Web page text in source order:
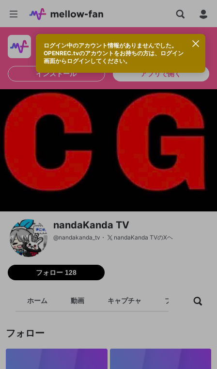
ログイン中のアカウント情報がありませんでした。
OPENREC.tvのアカウントをお持ちの方は、ログイン
画面からログインしてください。
快適に視聴するなら、アプリをインストールしよう！
インストール アプリで開く
nandaKanda TV
@nandakanda_tv nandaKanda TVのXヘ
フォロー 128
ホーム 動画 キャプチャ プレイリスト
フォロー